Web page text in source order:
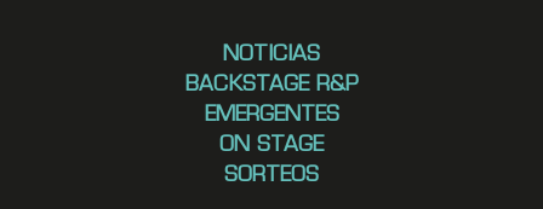
NOTICIAS
BACKSTAGE R&P
EMERGENTES
ON STAGE
SORTEOS